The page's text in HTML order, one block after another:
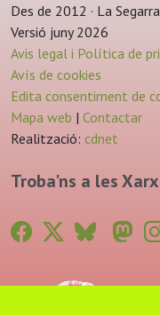
Des de 2012 · La
Versió juny 2026
Avis legal i Política de
Avís de cookies
Edita consentiment de
Mapa web | Contactar
Realització: cdnet
Troba'ns a les